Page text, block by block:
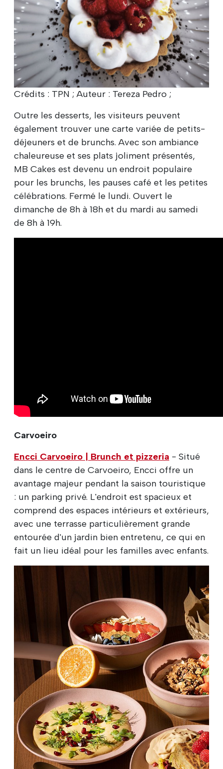
Crédits : TPN ; Auteur : Tereza Pedro ;
Outre les desserts, les visiteurs peuvent
également trouver une carte variée de petits-
déjeuners et de brunchs. Avec son ambiance
chaleureuse et ses plats joliment présentés,
MB Cakes est devenu un endroit populaire
pour les brunchs, les pauses café et les petites
célébrations. Fermé le lundi. Ouvert le
dimanche de 8h à 18h et du mardi au samedi
de 8h à 19h.
Carvoeiro
Encci Carvoeiro | Brunch et pizzeria - Situé
dans le centre de Carvoeiro, Encci offre un
avantage majeur pendant la saison touristique
: un parking privé. L'endroit est spacieux et
comprend des espaces intérieurs et extérieurs,
avec une terrasse particulièrement grande
entourée d'un jardin bien entretenu, ce qui en
fait un lieu idéal pour les familles avec enfants.